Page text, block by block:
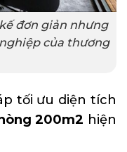
đơn giản nhưng
của thương
tối ưu diện tích
200m2 hiện